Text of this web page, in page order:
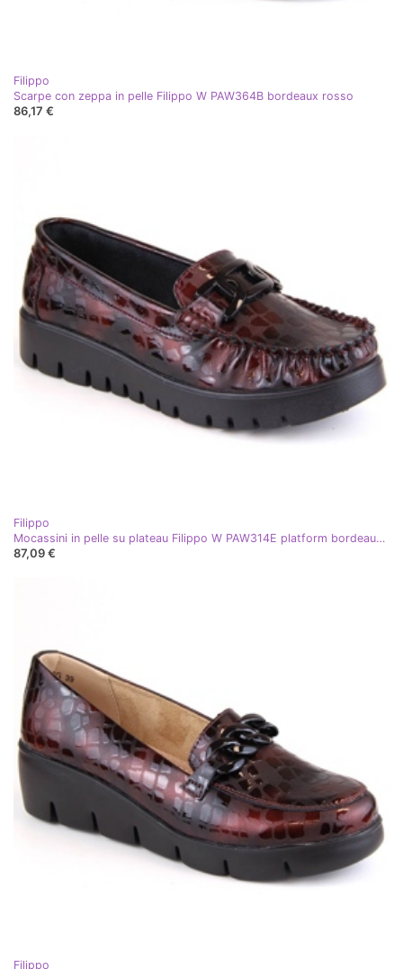
Filippo
Scarpe con zeppa in pelle Filippo W PAW364B bordeaux rosso
86,17 €
Filippo
Mocassini in pelle su plateau Filippo W PAW314E platform bordeaux rosso
87,09 €
Filippo